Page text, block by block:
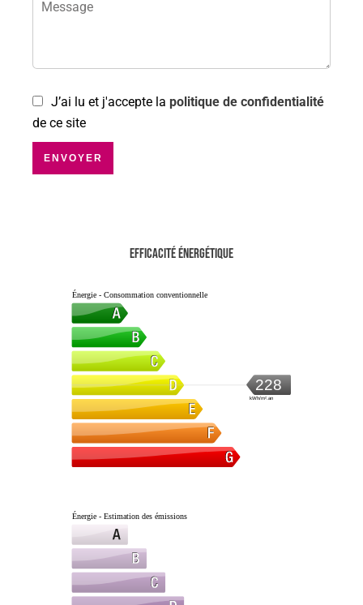
J’ai lu et j'accepte la politique de confidentialité
de ce site
ENVOYER
Efficacité énergétique
Énergie - Consommation conventionnelle
228
kWh/m².an
Énergie - Estimation des émissions